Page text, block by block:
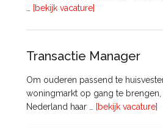
[bekijk vacature]
Transactie Manager
Om ouderen passend te
woningmarkt op gang te
Nederland haar …
[bekijk vacature]